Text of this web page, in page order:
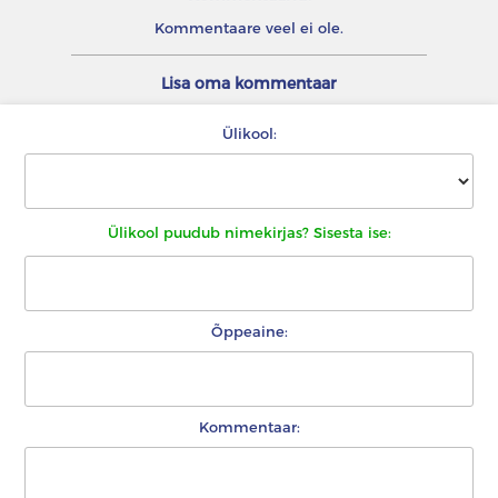
Kommentaare veel ei ole.
Lisa oma kommentaar
Ülikool:
Ülikool puudub nimekirjas? Sisesta ise:
Õppeaine:
Kommentaar: